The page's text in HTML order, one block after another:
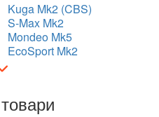
Kuga Mk2 (CBS)
S-Max Mk2
Mondeo Mk5
EcoSport Mk2